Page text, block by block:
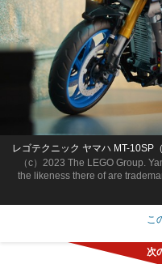
（c）2023 The LEGO Group.
the likeness there of are
レゴテクニック ヤマハ MT-10SP（
こ